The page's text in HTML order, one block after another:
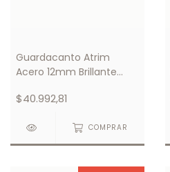
Guardacanto Atrim
Acero 12mm Brillante
$40.992,81
COMPRAR